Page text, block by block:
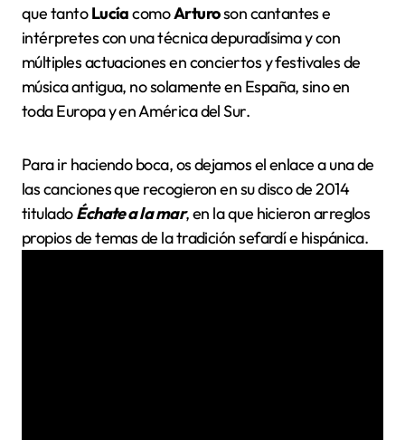
que tantoLucíacomoArturoson cantantes e
intérpretes con una técnica depuradísima y con
múltiples actuaciones en conciertos y festivales de
música antigua, no solamente en España, sino en
toda Europa y en América del Sur.
Para ir haciendo boca, os dejamos el enlace a una de
las canciones que recogieron en su disco de 2014
tituladoÉchate a la mar, en la que hicieron arreglos
propios de temas de la tradición sefardí e hispánica.